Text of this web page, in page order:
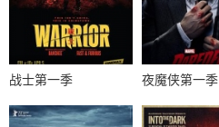
战士第一季 夜魔侠第一季